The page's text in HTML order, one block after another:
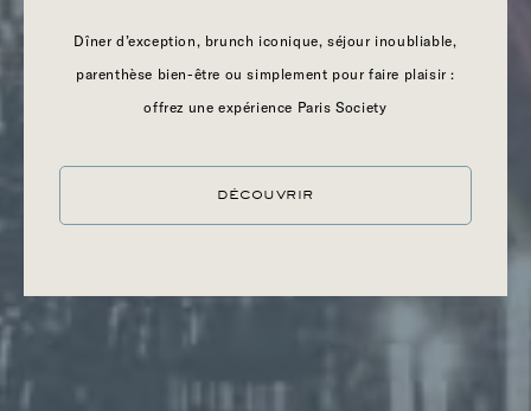
Dîner d’exception, brunch iconique, séjour inoubliable,
parenthèse bien-être ou simplement pour faire plaisir :
offrez une expérience Paris Society
DÉCOUVRIR